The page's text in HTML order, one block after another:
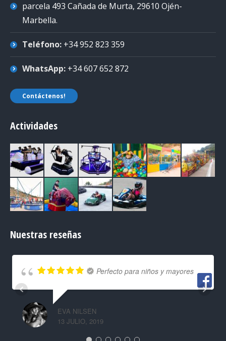
parcela 493 Cañada de Murta, 29610 Ojén-
Marbella.
Teléfono: +34 952 823 359
WhatsApp: +34 607 652 872
Contáctenos!
Actividades
Nuestras reseñas
Perfecto para niños y mayores
EVA NILSEN
13 JULIO, 2019